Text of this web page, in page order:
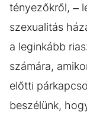
tényezőkről, –
szexualitás
a leginkább
számára,
előtti
beszélünk,